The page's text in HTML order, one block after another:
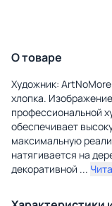
О товаре
Художник:
хлопка.
профессиональной
обеспечивает
максимальную
натягивается на
декоративной ...